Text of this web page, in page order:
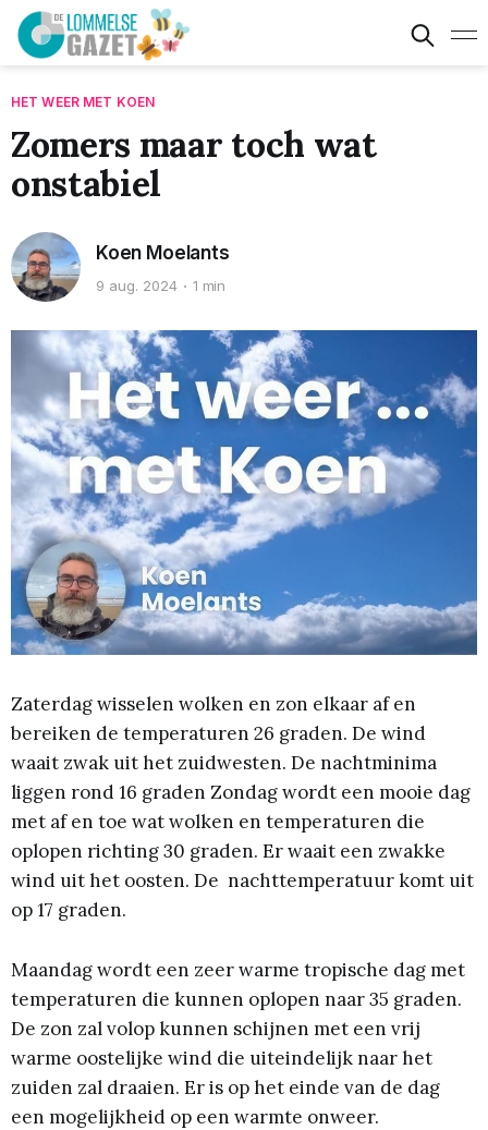
HET WEER MET KOEN
Zomers maar toch wat
onstabiel
Koen Moelants
9 aug. 2024 1 min
Zaterdag wisselen wolken en zon elkaar af en
bereiken de temperaturen 26 graden. De wind
waait zwak uit het zuidwesten. De nachtminima
liggen rond 16 graden Zondag wordt een mooie dag
met af en toe wat wolken en temperaturen die
oplopen richting 30 graden. Er waait een zwakke
wind uit het oosten. De nachttemperatuur komt uit
op 17 graden.
Maandag wordt een zeer warme tropische dag met
temperaturen die kunnen oplopen naar 35 graden.
De zon zal volop kunnen schijnen met een vrij
warme oostelijke wind die uiteindelijk naar het
zuiden zal draaien. Er is op het einde van de dag
een mogelijkheid op een warmte onweer.